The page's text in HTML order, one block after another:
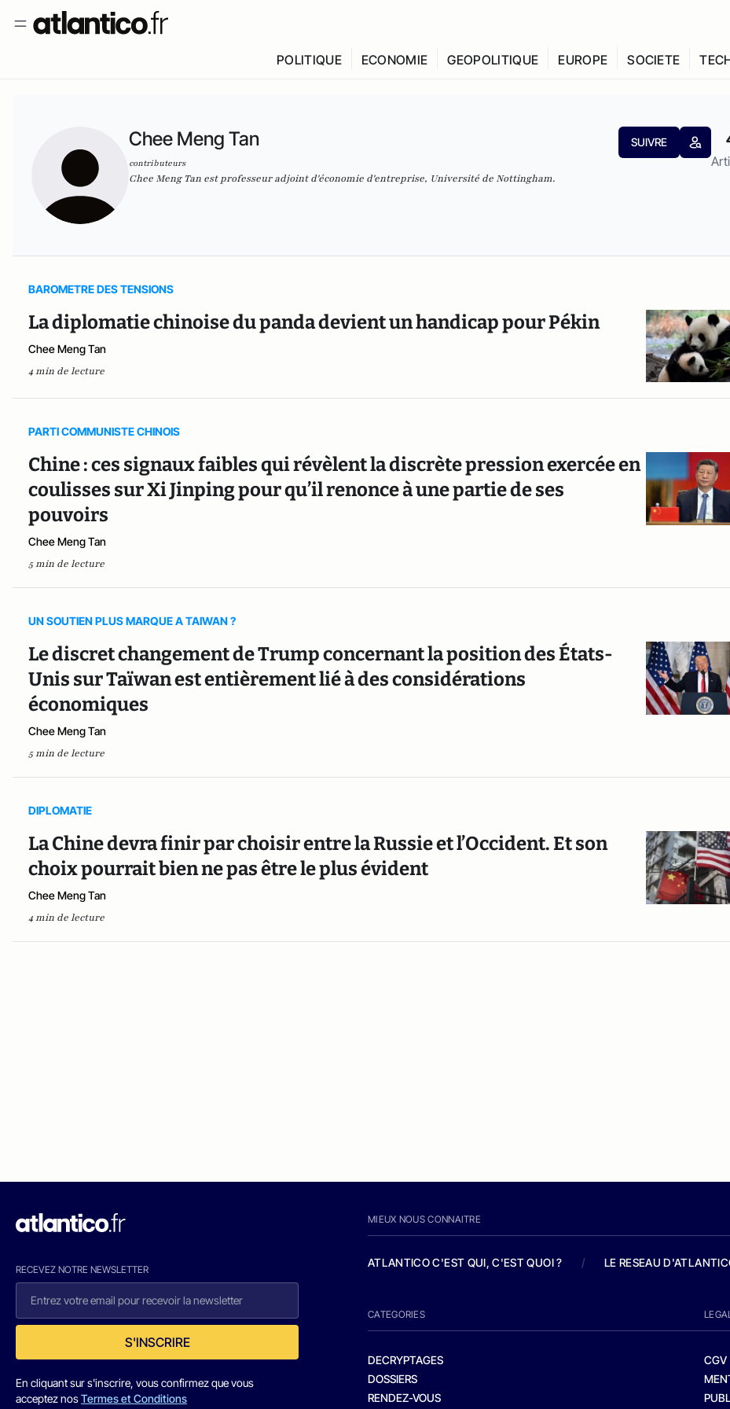
POLITIQUE ECONOMIE GEOPOLITIQUE EUROPE SOCIETE
Chee Meng Tan
contributeurs
SUIVRE
Chee Meng Tan est professeur adjoint d'économie d'entreprise, Université de Nottingham.
BAROMETRE DES TENSIONS
La diplomatie chinoise du panda devient un handicap pour Pékin
Chee Meng Tan
4 min de lecture
PARTI COMMUNISTE CHINOIS
Chine : ces signaux faibles qui révèlent la discrète pression exercée en
coulisses sur Xi Jinping pour qu’il renonce à une partie de ses
pouvoirs
Chee Meng Tan
5 min de lecture
UN SOUTIEN PLUS MARQUE A TAIWAN ?
Le discret changement de Trump concernant la position des États-
Unis sur Taïwan est entièrement lié à des considérations
économiques
Chee Meng Tan
5 min de lecture
DIPLOMATIE
La Chine devra finir par choisir entre la Russie et l’Occident. Et son
choix pourrait bien ne pas être le plus évident
Chee Meng Tan
4 min de lecture
RECEVEZ NOTRE NEWSLETTER
S'INSCRIRE
En cliquant sur s'inscrire, vous confirmez que vous
acceptez nosTermes et Conditions
MIEUX NOUS CONNAITRE
ATLANTICO C'EST QUI, C'EST QUOI ? / LE RESEAU
CATEGORIES
DECRYPTAGES
DOSSIERS
RENDEZ-VOUS
CGV